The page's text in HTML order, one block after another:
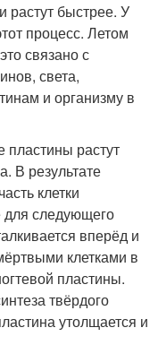
растут быстрее. У
процесс. Летом
связано с
света,
и организму в
пластины растут
В результате
клетки
для следующего
вперёд и
клетками в
пластины.
твёрдого
утолщается и